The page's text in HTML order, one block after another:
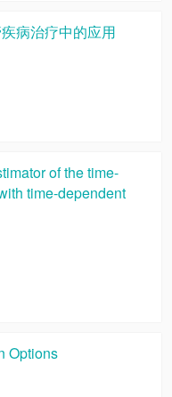
病治疗中的应用
of the time-
time-dependent
Options